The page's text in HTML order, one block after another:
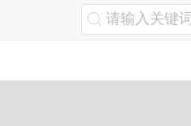
请输入关键词